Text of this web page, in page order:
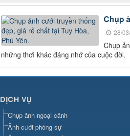
Chụp
28/
Chụp
những thơì khác đáng nhớ của cuộc đời.
DỊCH VỤ
Chụp ảnh ngoại cảnh
Ảnh cưới phóng sự